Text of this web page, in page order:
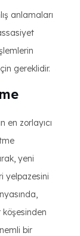
anlamaları
gereklidir.
en zorlayıcı
yeni
yelpazesini
köşesinden
bir